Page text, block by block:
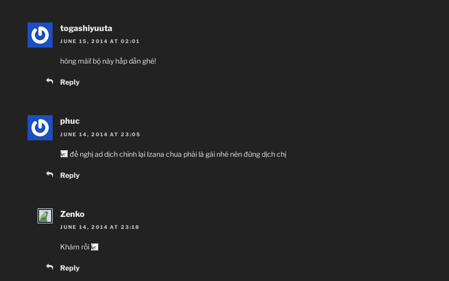
togashiyuuta
JUNE 15, 2014 AT 02:01
hóng mãi! bộ này hấp dẫn ghê!
Reply
phuc
JUNE 14, 2014 AT 23:05
đề nghị ad dịch chỉnh lại Izana chưa phải là gái nhé nên đừng dịch chị
Reply
Zenko
JUNE 14, 2014 AT 23:18
Khám rồi
Reply